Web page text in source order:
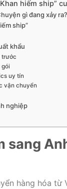
hiếm ship”
gì đang xảy ra?
ship”
khẩu
trước
gói
uy tín
vận chuyển
nghiệp
sang
hàng hóa từ